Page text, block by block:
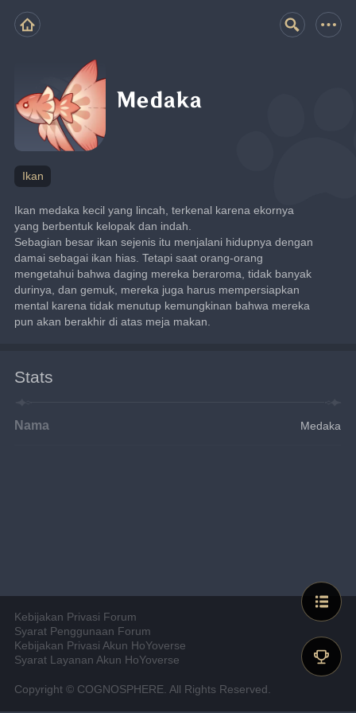
Medaka
Ikan
Ikan medaka kecil yang lincah, terkenal karena ekornya
yang berbentuk kelopak dan indah.
Sebagian besar ikan sejenis itu menjalani hidupnya dengan
damai sebagai ikan hias. Tetapi saat orang-orang
mengetahui bahwa daging mereka beraroma, tidak banyak
durinya, dan gemuk, mereka juga harus mempersiapkan
mental karena tidak menutup kemungkinan bahwa mereka
pun akan berakhir di atas meja makan.
Stats
Nama Medaka
Kebijakan Privasi Forum
Syarat Penggunaan Forum
Kebijakan Privasi Akun HoYoverse
Syarat Layanan Akun HoYoverse
Copyright © COGNOSPHERE. All Rights Reserved.